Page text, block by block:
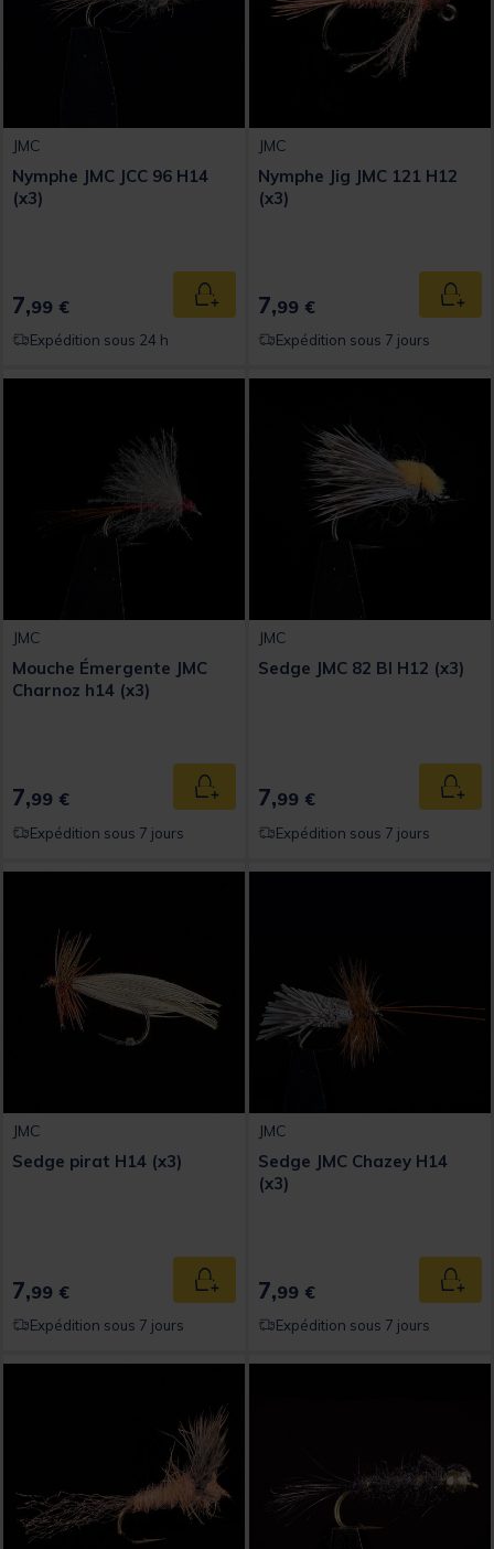
JMC
Nymphe JMC JCC 96 H14
(x3)
7,99 € Ajouter au panier
Expédition sous 24 h
JMC
Nymphe Jig JMC 121 H12
(x3)
7,99 €
Expédition sous 7 jours
JMC
Mouche Émergente JMC
Charnoz h14 (x3)
7,99 € Ajouter au panier
Expédition sous 7 jours
JMC
Sedge JMC 82 BI H12 (x3)
7,99 €
Expédition sous 7 jours
JMC
Sedge pirat H14 (x3)
7,99 € Ajouter au panier
Expédition sous 7 jours
JMC
Sedge JMC Chazey H14
(x3)
7,99 €
Expédition sous 7 jours